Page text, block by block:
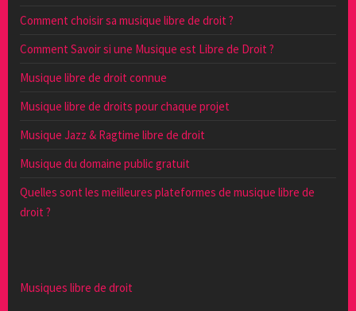
Comment choisir sa musique libre de droit ?
Comment Savoir si une Musique est Libre de Droit ?
Musique libre de droit connue
Musique libre de droits pour chaque projet
Musique Jazz & Ragtime libre de droit
Musique du domaine public gratuit
Quelles sont les meilleures plateformes de musique libre de
droit ?
Musiques libre de droit